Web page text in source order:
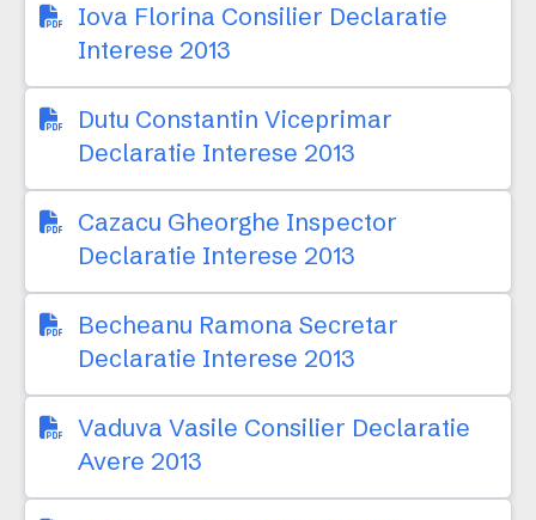
Iova Florina Consilier Declaratie
Interese 2013
Dutu Constantin Viceprimar
Declaratie Interese 2013
Cazacu Gheorghe Inspector
Declaratie Interese 2013
Becheanu Ramona Secretar
Declaratie Interese 2013
Vaduva Vasile Consilier Declaratie
Avere 2013